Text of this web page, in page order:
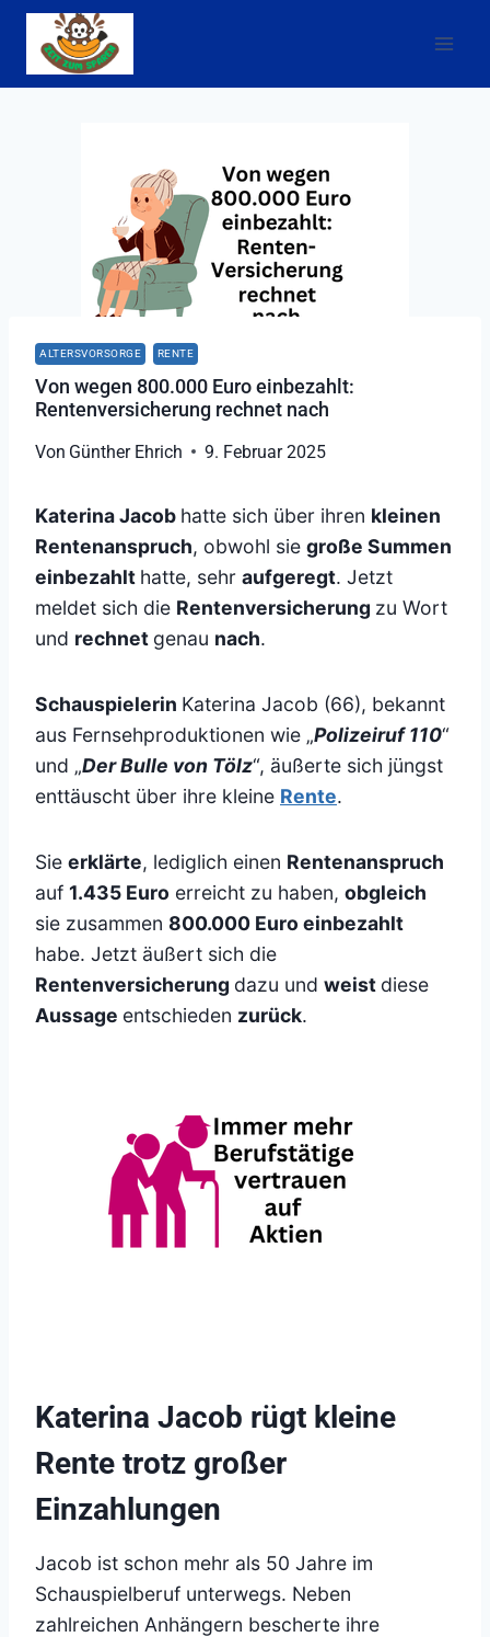
Zum
Inhalt
springen
ALTERSVORSORGE RENTE
Von wegen 800.000 Euro einbezahlt:
Rentenversicherung rechnet nach
Von Günther Ehrich 9. Februar 2025
Katerina Jacob hatte sich über ihren kleinen
Rentenanspruch, obwohl sie große Summen
einbezahlt hatte, sehr aufgeregt. Jetzt
meldet sich die Rentenversicherung zu Wort
und rechnet genau nach.
Schauspielerin Katerina Jacob (66), bekannt
aus Fernsehproduktionen wie „Polizeiruf 110“
und „Der Bulle von Tölz“, äußerte sich jüngst
enttäuscht über ihre kleine Rente.
Sie erklärte, lediglich einen Rentenanspruch
auf 1.435 Euro erreicht zu haben, obgleich
sie zusammen 800.000 Euro einbezahlt
habe. Jetzt äußert sich die
Rentenversicherung dazu und weist diese
Aussage entschieden zurück.
Katerina Jacob rügt kleine
Rente trotz großer
Einzahlungen
Jacob ist schon mehr als 50 Jahre im
Schauspielberuf unterwegs. Neben
zahlreichen Anhängern bescherte ihre